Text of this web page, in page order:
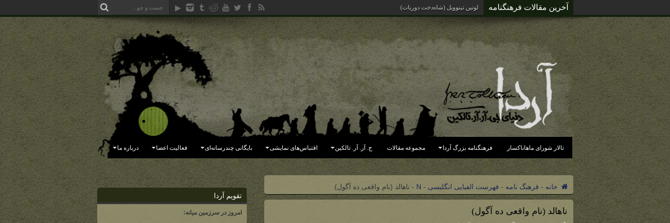
آخرین مقالات فرهنگنامه لوتین تینوویل (شاه‌دخت دوریات)
تالار شورای ماهاناکسار فرهنگنامه بزرگ آردا مجموعه مقالات ج. آر. آر. تالکین اقتباس‌های نمایشی بایگانی چندرسانه‌ای فعالیت اعضا درباره ما
خانه - فرهنگ نامه - فهرست الفبایی انگلیسی -
N
- ناهالد (نام واقعی ده آگول)
ناهالد (نام واقعی ده آگول)
تقویم آردا
امروز در سرزمین میانه: